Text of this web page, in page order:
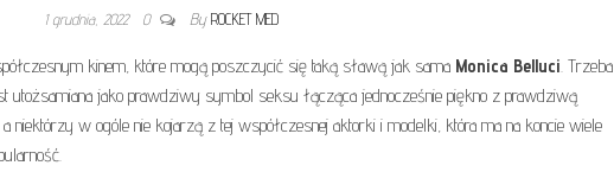
1 grudnia, 2022 0 By ROCKET MED
kinem, które mogą poszczycić się taką sławą jak sama Monica Belluci . Trzeba
utożsamiana jako prawdziwy symbol seksu łącząca jednocześnie piękno z prawdziwą
niektórzy w ogóle nie kojarzą z tej współczesnej aktorki i modelki, która ma na koncie wiele